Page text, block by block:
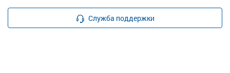
Служба поддержки